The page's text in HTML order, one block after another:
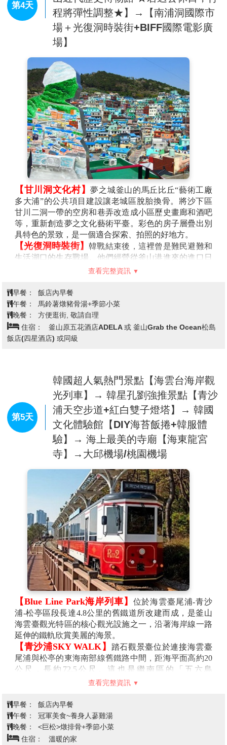
第4天
程將彈性調整★】→【南浦洞國際市
場＋光復洞時裝街+BIFF國際電影廣
場】
【甘川洞文化村】夢之城釜山的馬丘比丘“藝術工廠
多大浦”的公共項目建設讓老城區脫胎換骨。將沙下區
甘川二洞一帶的空房和巷弄改造成小區歷史畫廊和酒吧
等，重新創造夢之文化藝術平臺。彩色的房子層疊出別
具特色的景致，是一個適合探索、拍照的好地方。
【光復洞時裝街】韓戰結束後，這裡曾是難民避難和
生活湖口的生存戰場。他們經營從釜山港進來的進口日
用品來養家糊口，此市場便也因而得名；現在這裡銷售
般便宜20～30%，因此頗受國內外遊人歡迎。
【國際市場】因為一部同名電影《國際市場》，這裡
成為了更加走紅的地方。在韓國實現光復之後，剛開始
把這裡當成販賣日本戰時物資的地方，現在，這裡與南
浦洞，富平罐頭市場，昌善洞美食街等相連，形成了一
旨的釜山國際電影節，每年9月至11月在此舉行。街道
上可發現各國明星的銅盤手印及簽名，我國的名導演侯
孝賢，也在此留下了光榮的手印。
查看完整資訊
早餐：
飯店內早餐
午餐：
馬鈴薯燉豬骨湯+季節小菜
晚餐：
方便逛街, 敬請自理
住宿：
釜山原五花酒店ADELA 或 釜山Grab the Ocean松島
飯店(四星酒店) 或同級
第5天
韓國超人氣熱門景點【海雲台海岸觀
光列車】→ 韓星孔劉強推景點【青沙
浦天空步道+紅白雙子燈塔】→ 韓國
文化體驗館【DIY海苔飯捲+韓服體
驗】→ 海上最美的寺廟【海東龍宮
寺】→大邱機場/桃園機場
【Blue Line Park海岸列車】
位於海雲臺尾浦-青沙
浦-松亭區段長達4.8公里的舊鐵道所改建而成，是釜山
海雲臺觀光特區的核心觀光設施之一，沿著海岸線一路
延伸的鐵軌欣賞美麗的海景。
【青沙浦SKY WALK】
踏石觀景臺位於連接海雲臺
尾浦與松亭的東海南部線舊鐵路中間，距海平面高約20
公尺，長約72.5公尺。這也是繼南區的「五六島
Skywalk」(長15公尺)、西區的「松島Skywalk」(長104
設計靈感源於守護青沙浦村的青龍，在觀景臺尾端則設
有呈半月形的玻璃地板，讓遊客可以感受走在海上的刺
激感。※註：青沙浦天空步道 若因為風大、下雨或維修則無法進
入，敬請見諒！
查看完整資訊
早餐：
飯店內早餐
午餐：
冠軍美食~養身人蔘雞湯
晚餐：
<巨松>燉排骨+季節小菜
住宿：
溫暖的家